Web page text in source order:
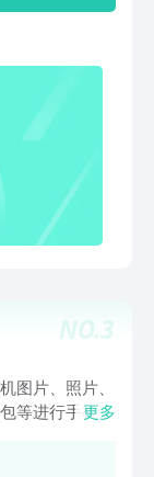
NO.3
图片、照片、
等进行手机文
立各个文件
更多